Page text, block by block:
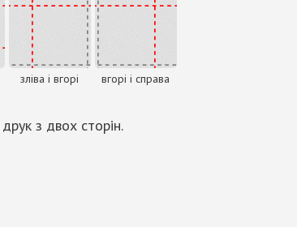
зліва і вгорі вгорі і справа
з двох сторін.